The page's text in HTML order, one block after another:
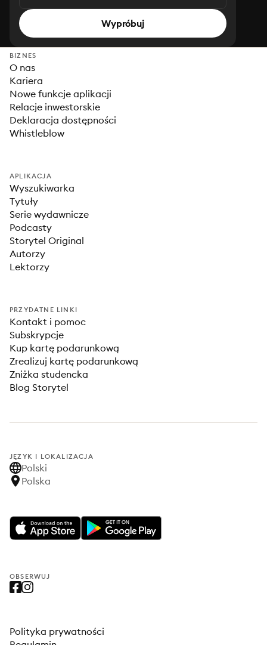
Wypróbuj
BIZNES
O nas
Kariera
Nowe funkcje aplikacji
Relacje inwestorskie
Deklaracja dostępności
Whistleblow
APLIKACJA
Wyszukiwarka
Tytuły
Serie wydawnicze
Podcasty
Storytel Original
Autorzy
Lektorzy
PRZYDATNE LINKI
Kontakt i pomoc
Subskrypcje
Kup kartę podarunkową
Zrealizuj kartę podarunkową
Zniżka studencka
Blog Storytel
JĘZYK I LOKALIZACJA
Polski
Polska
OBSERWUJ
Polityka prywatności